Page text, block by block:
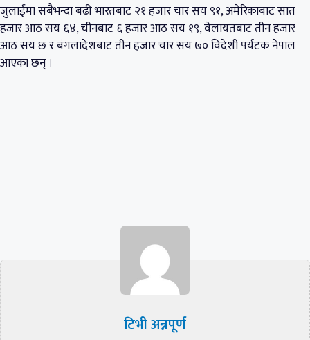
जुलाईमा सबैभन्दा बढी भारतबाट २१ हजार चार सय ९१, अमेरिकाबाट सात
हजार आठ सय ६४, चीनबाट ६ हजार आठ सय १९, वेलायतबाट तीन हजार
आठ सय छ र बंगलादेशबाट तीन हजार चार सय ७० विदेशी पर्यटक नेपाल
आएका छन् ।
टिभी अन्नपूर्ण